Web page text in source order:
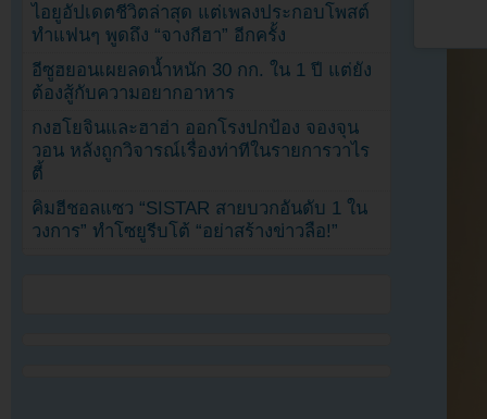
ไอยูอัปเดตชีวิตล่าสุด แต่เพลงประกอบโพสต์
ทำแฟนๆ พูดถึง “จางกีฮา” อีกครั้ง
อีซูฮยอนเผยลดน้ำหนัก 30 กก. ใน 1 ปี แต่ยัง
ต้องสู้กับความอยากอาหาร
กงฮโยจินและฮาฮ่า ออกโรงปกป้อง จองจุน
วอน หลังถูกวิจารณ์เรื่องท่าทีในรายการวาไร
ตี้
คิมฮีชอลแซว “SISTAR สายบวกอันดับ 1 ใน
วงการ” ทำโซยูรีบโต้ “อย่าสร้างข่าวลือ!”